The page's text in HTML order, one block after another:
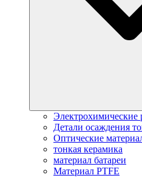
Электрохимические
Детали осаждения
Оптические
тонкая керамика
материал батареи
Материал PTFE